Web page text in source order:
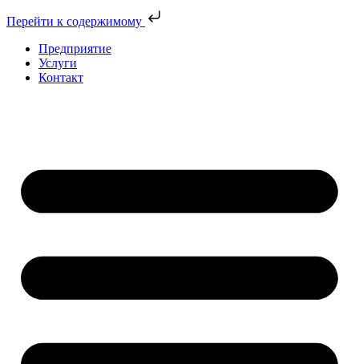
Перейти к содержимому
Предприятие
Услуги
Контакт